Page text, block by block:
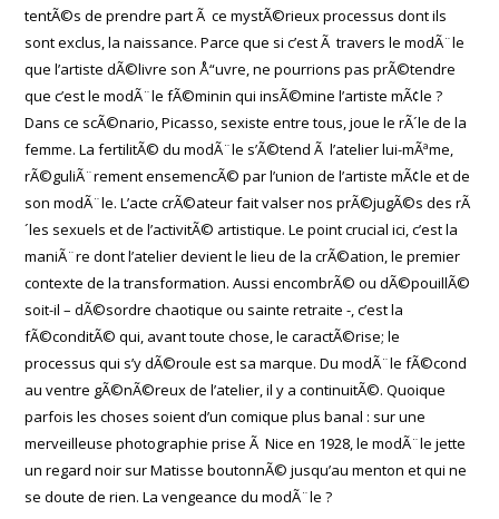
tentÃ©s de prendre part Ã ce mystÃ©rieux processus dont ils
sont exclus, la naissance. Parce que si c’est Ã travers le modÃ¨le
que l’artiste dÃ©livre son Å“uvre, ne pourrions pas prÃ©tendre
que c’est le modÃ¨le fÃ©minin qui insÃ©mine l’artiste mÃ¢le ?
Dans ce scÃ©nario, Picasso, sexiste entre tous, joue le rÃ´le de la
femme. La fertilitÃ© du modÃ¨le s’Ã©tend Ã l’atelier lui-mÃªme,
rÃ©guliÃ¨rement ensemencÃ© par l’union de l’artiste mÃ¢le et de
son modÃ¨le. L’acte crÃ©ateur fait valser nos prÃ©jugÃ©s des rÃ
´les sexuels et de l’activitÃ© artistique. Le point crucial ici, c’est la
maniÃ¨re dont l’atelier devient le lieu de la crÃ©ation, le premier
contexte de la transformation. Aussi encombrÃ© ou dÃ©pouillÃ©
soit-il – dÃ©sordre chaotique ou sainte retraite -, c’est la
fÃ©conditÃ© qui, avant toute chose, le caractÃ©rise; le
processus qui s’y dÃ©roule est sa marque. Du modÃ¨le fÃ©cond
au ventre gÃ©nÃ©reux de l’atelier, il y a continuitÃ©. Quoique
parfois les choses soient d’un comique plus banal : sur une
merveilleuse photographie prise Ã Nice en 1928, le modÃ¨le jette
un regard noir sur Matisse boutonnÃ© jusqu’au menton et qui ne
se doute de rien. La vengeance du modÃ¨le ?